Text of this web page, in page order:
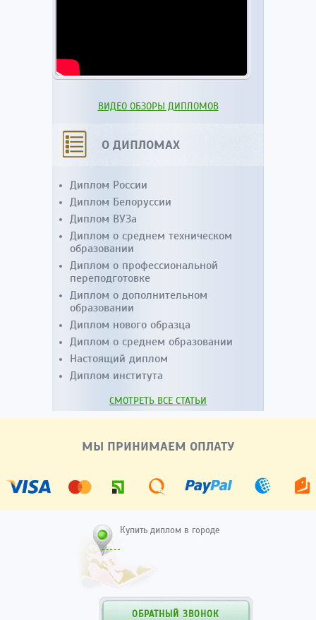
ВИДЕО ОБЗОРЫ ДИПЛОМОВ
О ДИПЛОМАХ
Диплом России
Диплом Белоруссии
Диплом ВУЗа
Диплом о среднем техническом
образовании
Диплом о профессиональной
переподготовке
Диплом о дополнительном
образовании
Диплом нового образца
Диплом о среднем образовании
Настоящий диплом
Диплом института
СМОТРЕТЬ ВСЕ СТАТЬИ
МЫ ПРИНИМАЕМ ОПЛАТУ
Купить диплом в городе
ОБРАТНЫЙ ЗВОНОК